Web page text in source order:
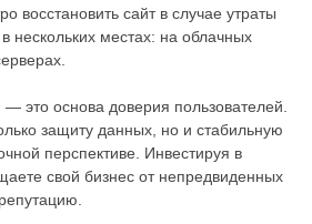
восстановить сайт в случае утраты
нескольких местах: на облачных
это основа доверия пользователей.
защиту данных, но и стабильную
перспективе. Инвестируя в
свой бизнес от непредвиденных